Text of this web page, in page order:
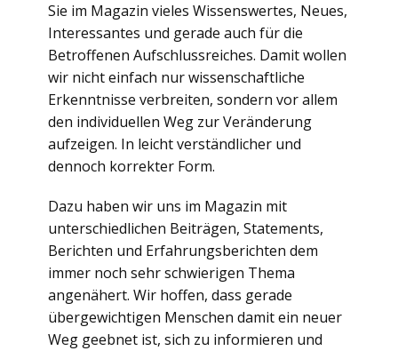
Sie im Magazin vieles Wissenswertes, Neues,
Interessantes und gerade auch für die
Betroffenen Aufschlussreiches. Damit wollen
wir nicht einfach nur wissenschaftliche
Erkenntnisse verbreiten, sondern vor allem
den individuellen Weg zur Veränderung
aufzeigen. In leicht verständlicher und
dennoch korrekter Form.
Dazu haben wir uns im Magazin mit
unterschiedlichen Beiträgen, Statements,
Berichten und Erfahrungsberichten dem
immer noch sehr schwierigen Thema
angenähert. Wir hoffen, dass gerade
übergewichtigen Menschen damit ein neuer
Weg geebnet ist, sich zu informieren und